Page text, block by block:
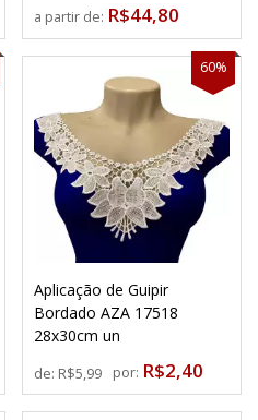
a partir de: R$44,80
Aplicação de Guipir
Bordado AZA 17518
28x30cm un
de: R$5,99 por: R$2,40
60%